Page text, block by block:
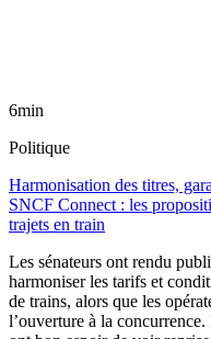
6min
Politique
Harmonisation des titres,
SNCF Connect : les
trajets en train
Les sénateurs ont rendu
harmoniser les tarifs et
de trains, alors que les
l’ouverture à la